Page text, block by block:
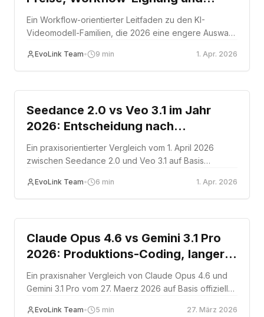
welche man in die engere Wahl
nehmen sollte
Ein Workflow-orientierter Leitfaden zu den KI-
Videomodell-Familien, die 2026 eine engere Auswahl
EvoLink Team• 9 min 1. Apr. 2026
Comparison
Seedance 2.0 vs Veo 3.1 im Jahr
2026: Entscheidung nach
Referenzkontrolle, Cliplänge und
Audio-Workflow
Ein praxisorientierter Vergleich vom 1. April 2026
zwischen Seedance 2.0 und Veo 3.1 auf Basis
Workflow-Unterschiede.
EvoLink Team• 6 min 1. Apr. 2026
Comparison
Claude Opus 4.6 vs Gemini 3.1 Pro
2026: Produktions-Coding, langer
Kontext und Kosten
Ein praxisnaher Vergleich von Claude Opus 4.6 und
Gemini 3.1 Pro vom 27. Maerz 2026 auf Basis offizieller
EvoLink Team• 5 min 27. März 2026